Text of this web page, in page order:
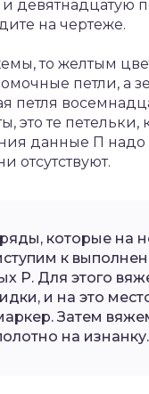
девятнадцатую
на чертеже.
то желтым
петли, а
петля
это те петельки,
данные П надо
отсутствуют.
которые на
к
Р. Для этого
и на это
Затем
на изнанку.